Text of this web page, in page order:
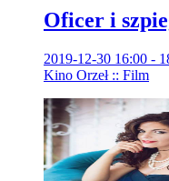
Oficer i
2019-12-30 16:00 -
Kino Orzeł :: Film